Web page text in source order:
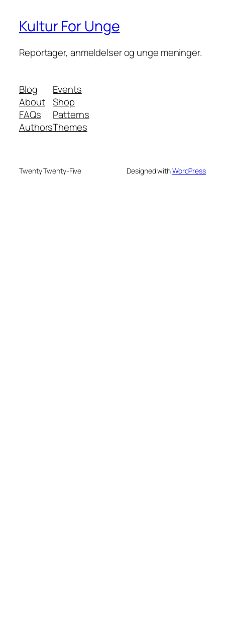
Kultur For Unge
Reportager, anmeldelser og unge meninger.
Blog
About
FAQs
Authors
Events
Shop
Patterns
Themes
Twenty Twenty-Five Designed withWordPress